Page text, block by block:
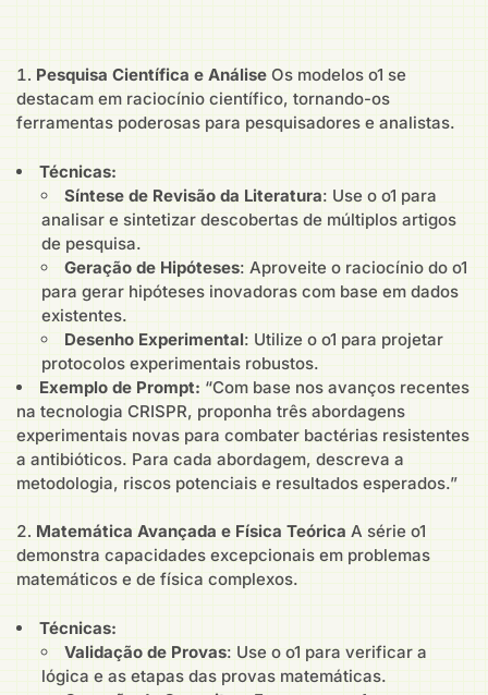
Pesquisa Científica e Análise Os modelos o1 se
destacam em raciocínio científico, tornando-os
ferramentas poderosas para pesquisadores e analistas.
Técnicas:
Síntese de Revisão da Literatura: Use o o1 para
analisar e sintetizar descobertas de múltiplos artigos
de pesquisa.
Geração de Hipóteses: Aproveite o raciocínio do o1
para gerar hipóteses inovadoras com base em dados
existentes.
Desenho Experimental: Utilize o o1 para projetar
protocolos experimentais robustos.
Exemplo de Prompt: “Com base nos avanços recentes
na tecnologia CRISPR, proponha três abordagens
experimentais novas para combater bactérias resistentes
a antibióticos. Para cada abordagem, descreva a
metodologia, riscos potenciais e resultados esperados.”
Matemática Avançada e Física Teórica A série o1
demonstra capacidades excepcionais em problemas
matemáticos e de física complexos.
Técnicas:
Validação de Provas: Use o o1 para verificar a
lógica e as etapas das provas matemáticas.